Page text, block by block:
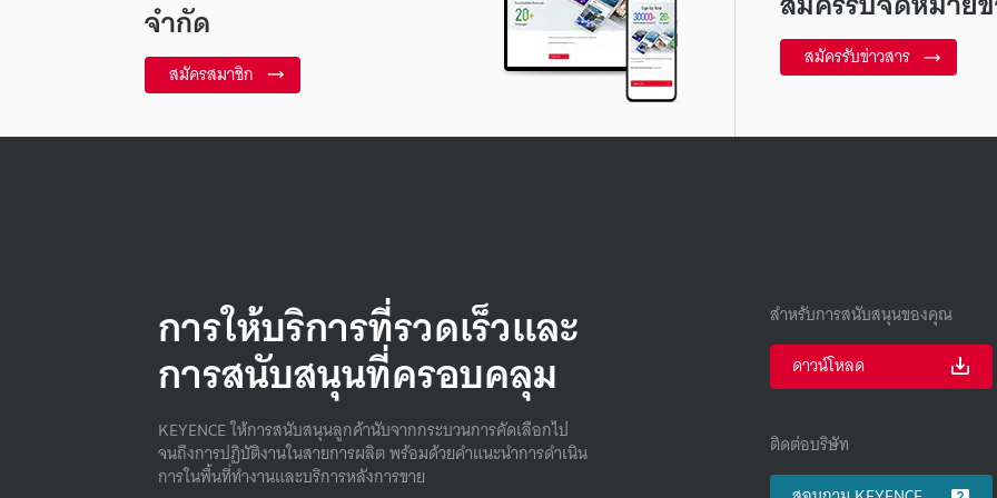
จำกัด
สมัครสมาชิก
สมัครรับข่าวสาร
การให้บริการที่รวดเร็วและ
การสนับสนุนที่ครอบคลุม
KEYENCE ให้การสนับสนุนลูกค้านับจากกระบวนการคัดเลือกไป
จนถึงการปฏิบัติงานในสายการผลิต พร้อมด้วยคําแนะนําการดําเนิน
การในพื้นที่ทํางานและบริการหลังการขาย
สำหรับการสนับสนุนของคุณ
ดาวน์โหลด
ติดต่อบริษัท